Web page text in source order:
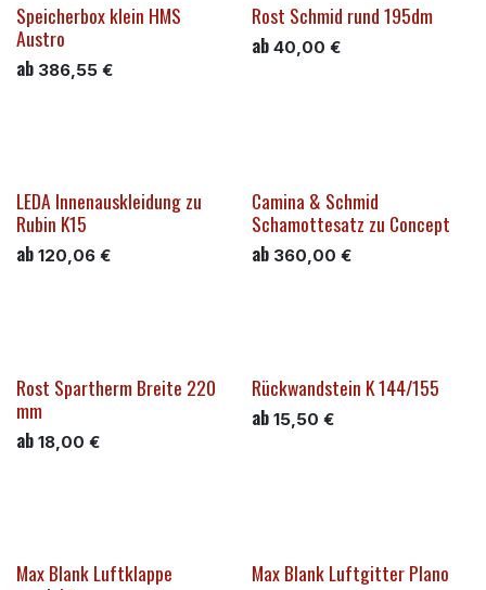
Speicherbox klein HMS
Austro
ab 386,55 €
Rost Schmid rund 195dm
ab 40,00 €
LEDA Innenauskleidung zu
Rubin K15
ab 120,06 €
Camina & Schmid
Schamottesatz zu Concept
ab 360,00 €
Rost Spartherm Breite 220
mm
ab 18,00 €
Rückwandstein K 144/155
ab 15,50 €
Max Blank Luftklappe
Max Blank Luftgitter Plano